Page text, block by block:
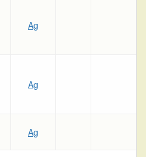
Ag
Ag
Ag